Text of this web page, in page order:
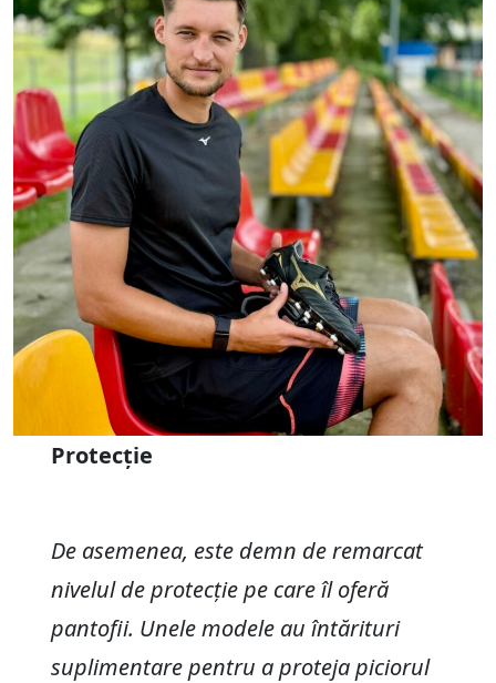
Protecție
De asemenea, este demn de remarcat
nivelul de protecție pe care îl oferă
pantofii. Unele modele au întărituri
suplimentare pentru a proteja piciorul